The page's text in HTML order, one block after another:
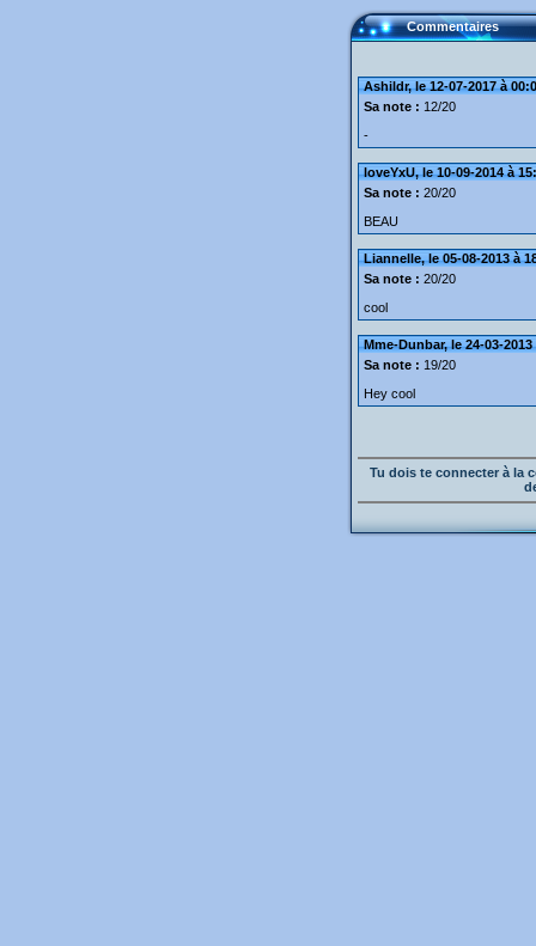
Commentaires
Ashildr, le 12-07-2017 à
Sa note : 12/20
-
loveYxU, le 10-09-2014 à
Sa note : 20/20
BEAU
Liannelle, le 05-08-2013 à
Sa note : 20/20
cool
Mme-Dunbar, le 24-03-2013
Sa note : 19/20
Hey cool
Tu dois te connecter à la